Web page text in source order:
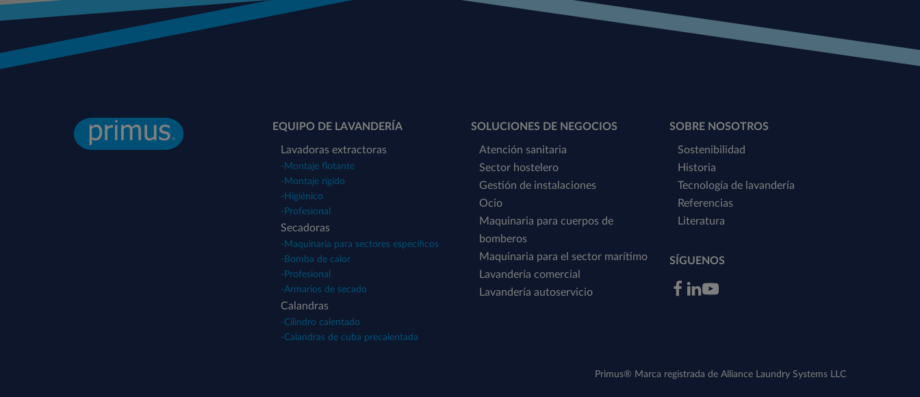
EQUIPO DE LAVANDERÍA
Lavadoras extractoras
- Montaje flotante
- Montaje rígido
- Higiénico
- Profesional
Secadoras
- Maquinaria para sectores específicos
- Bomba de calor
- Profesional
-Armarios de secado
Calandras
-Cilindro calentado
-Calandras de cuba precalentada
SOLUCIONES DE NEGOCIOS
Atención sanitaria
Sector hostelero
Gestión de instalaciones
Ocio
Maquinaria para cuerpos de
bomberos
Maquinaria para el sector marítimo
Lavandería comercial
Lavandería autoservicio
SOBRE NOSOTROS
Sostenibilidad
Historia
Tecnología de lavandería
Referencias
Literatura
SÍGUENOS
Primus® Marca registrada de Alliance Laundry Systems LLC